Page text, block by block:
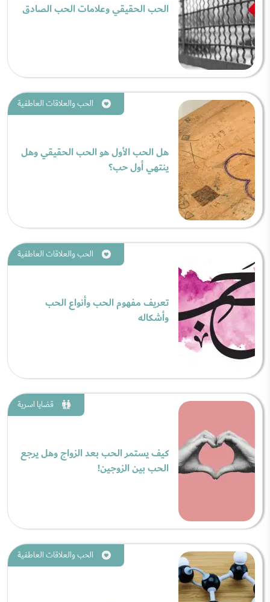
الحب الحقيقي وعلامات الحب الصادق
الحب والعلاقات العاطفية
هل الحب الأول هو الحب الحقيقي وهل
ينتهي أول حب؟
الحب والعلاقات العاطفية
تعريف مفهوم الحب وأنواع الحب
وأشكاله
قضايا اسرية
كيف يستمر الحب بعد الزواج وهل يرجع
الحب بين الزوجين!
الحب والعلاقات العاطفية